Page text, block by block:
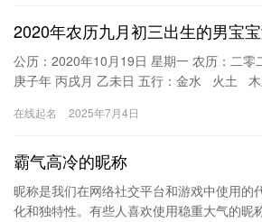
2020年农历九月初三出生的男宝
公历：2020年10月19日 星期一 农历：二零
庚子年 丙戌月 乙未日 五行：金水 火土
在线起名 2025年7月4日
霸气高冷的昵称
昵称是我们在网络社交平台和游戏中使用的
化和独特性。有些人喜欢使用稳重大气的昵